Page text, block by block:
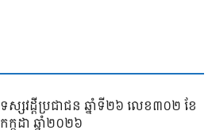
ទស្សវដ្តីប្រជាជន ឆ្នាំទី២៦ លេខ៣០២ ខែ
កក្កដា ឆ្នាំ២០២៦